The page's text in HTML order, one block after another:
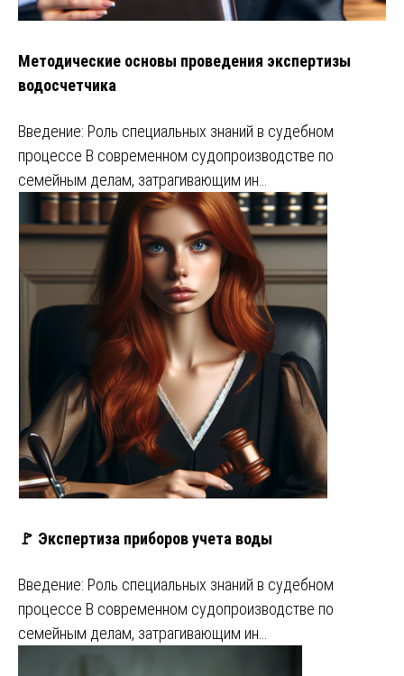
Методические основы проведения экспертизы
водосчетчика
Введение: Роль специальных знаний в судебном
процессе В современном судопроизводстве по
семейным делам, затрагивающим ин…
🚩 Экспертиза приборов учета воды
Введение: Роль специальных знаний в судебном
процессе В современном судопроизводстве по
семейным делам, затрагивающим ин…